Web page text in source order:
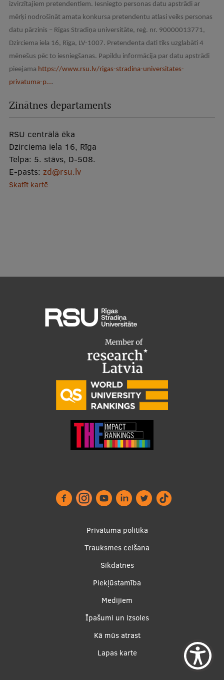
izvirzītajiem pretendentiem. Iesniegto personas datu apstrādi ar
mērķi nodrošināt amata konkursa pretendentu atlasi veiks personas
datu pārzinis – Rīgas Stradiņa universitāte, reģ. nr. 90000013771,
Dzirciema iela 16, Rīga, LV-1007. Pretendenta dati tiks uzglabāti 4
mēnešus pēc to iesniegšanas. Papildu informācija par datu apstrādi
pieejama https://www.rsu.lv/rigas-stradina-universitates-
privatuma-p….
Zinātnes departaments
RSU centrālā ēka
Dzirciema iela 16, Rīga
Telpa: 5. stāvs, D-508.
E-pasts: zd@rsu.lv
Skatīt kartē
Privātuma politika
Trauksmes celšana
Sīkdatnes
Piekļūstamība
Medijiem
Īpašumi un izsoles
Kā mūs atrast
Lapas karte